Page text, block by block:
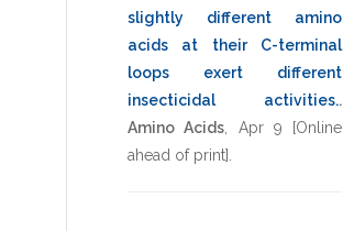
slightly different amino
acids at their C-terminal
loops exert different
insecticidal activities..
Amino Acids
Apr 9 [Online
ahead of print]